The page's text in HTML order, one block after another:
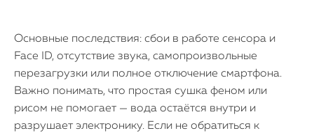
Основные последствия: сбои в работе сенсора и
Face ID, отсутствие звука, самопроизвольные
перезагрузки или полное отключение смартфона.
Важно понимать, что простая сушка феном или
рисом не помогает — вода остаётся внутри и
разрушает электронику. Если не обратиться к